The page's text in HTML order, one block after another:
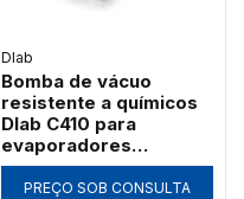
Dlab
Bomba de vácuo
resistente a químicos
Dlab C410 para
evaporadores
rotativos
PREÇO SOB CONSULTA